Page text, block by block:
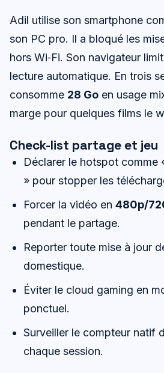
Adil utilise son smartphone
son PC pro. Il a bloqué les
hors Wi‑Fi. Son navigateur
lecture automatique. En trois
consomme 28 Go en usage
marge pour quelques films le
Check-list partage et jeu
Déclarer le hotspot comme
» pour stopper les
Forcer la vidéo en480p/
pendant le partage.
Reporter toute mise à jour
domestique.
Éviter le cloud gaming en
ponctuel.
Surveiller le compteur natif
chaque session.